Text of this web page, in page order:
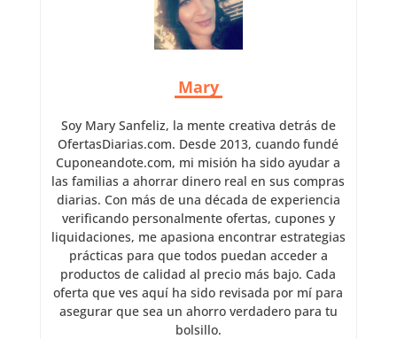
Mary
Soy Mary Sanfeliz, la mente creativa detrás de
OfertasDiarias.com. Desde 2013, cuando fundé
Cuponeandote.com, mi misión ha sido ayudar a
las familias a ahorrar dinero real en sus compras
diarias. Con más de una década de experiencia
verificando personalmente ofertas, cupones y
liquidaciones, me apasiona encontrar estrategias
prácticas para que todos puedan acceder a
productos de calidad al precio más bajo. Cada
oferta que ves aquí ha sido revisada por mí para
asegurar que sea un ahorro verdadero para tu
bolsillo.